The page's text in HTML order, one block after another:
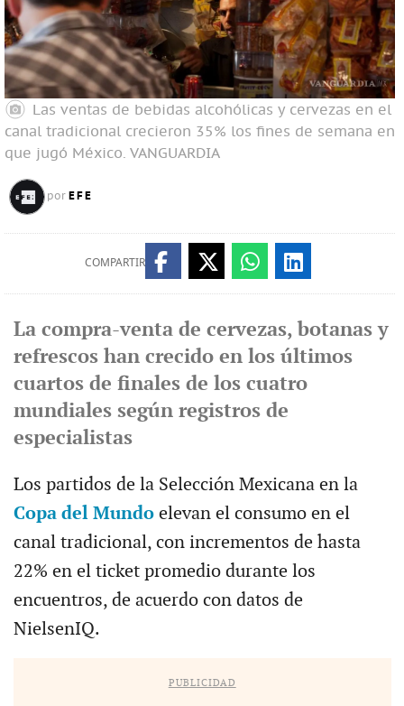
Las ventas de bebidas alcohólicas y cervezas en el
canal tradicional crecieron 35% los fines de semana en
que jugó México. VANGUARDIA
por EFE
COMPARTIR
La compra-venta de cervezas, botanas y
refrescos han crecido en los últimos
cuartos de finales de los cuatro
mundiales según registros de
especialistas
Los partidos de la Selección Mexicana en la
Copa del Mundoelevan el consumo en el
canal tradicional, con incrementos de hasta
22% en el ticket promedio durante los
encuentros, de acuerdo con datos de
NielsenIQ.
PUBLICIDAD